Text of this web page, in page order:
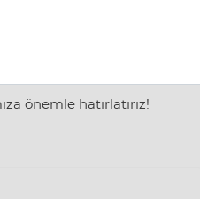
önemle hatırlatırız!